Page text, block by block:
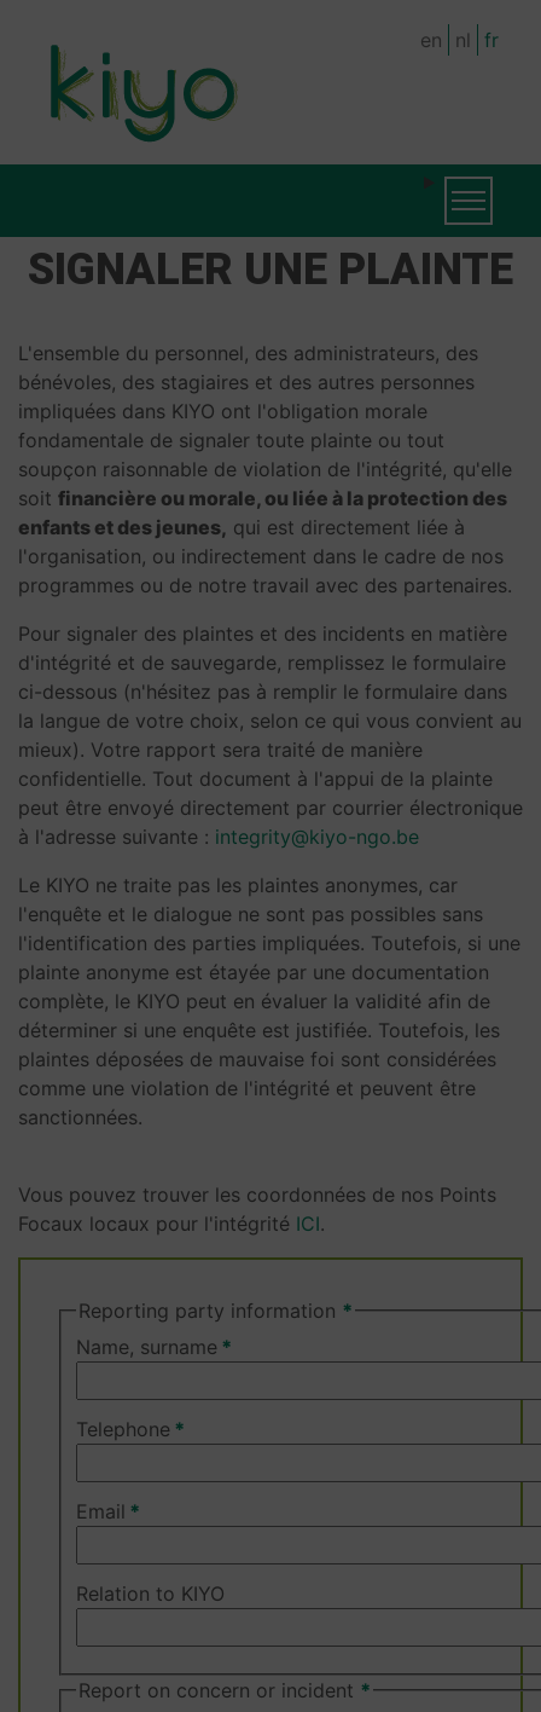
content
en nl fr
NAVIGATION
Toggle
SIGNALER UNE PLAINTE
L'ensemble du personnel, des administrateurs, des
bénévoles, des stagiaires et des autres personnes
impliquées dans KIYO ont l'obligation morale
fondamentale de signaler toute plainte ou tout
soupçon raisonnable de violation de l'intégrité, qu'elle
soit financière ou morale, ou liée à la protection des
enfants et des jeunes, qui est directement liée à
l'organisation, ou indirectement dans le cadre de nos
programmes ou de notre travail avec des partenaires.
Pour signaler des plaintes et des incidents en matière
d'intégrité et de sauvegarde, remplissez le formulaire
ci-dessous (n'hésitez pas à remplir le formulaire dans
la langue de votre choix, selon ce qui vous convient au
mieux). Votre rapport sera traité de manière
confidentielle. Tout document à l'appui de la plainte
peut être envoyé directement par courrier électronique
à l'adresse suivante : integrity@kiyo-ngo.be
Le KIYO ne traite pas les plaintes anonymes, car
l'enquête et le dialogue ne sont pas possibles sans
l'identification des parties impliquées. Toutefois, si une
plainte anonyme est étayée par une documentation
complète, le KIYO peut en évaluer la validité afin de
déterminer si une enquête est justifiée. Toutefois, les
plaintes déposées de mauvaise foi sont considérées
comme une violation de l'intégrité et peuvent être
sanctionnées.
Vous pouvez trouver les coordonnées de nos Points
Focaux locaux pour l'intégrité ICI.
Reporting party information
Name, surname
Telephone
Email
Relation to KIYO
Report on concern or incident